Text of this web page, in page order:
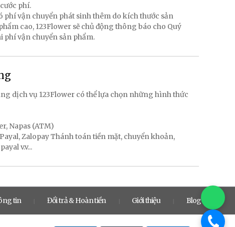
phí.
vận chuyển phát sinh thêm do kích thước sản
cao, 123Flower sẽ chủ động thông báo cho Quý
phí vận chuyển sản phẩm.
dịch vụ 123Flower có thể lựa chọn những hình thức
Napas (ATM)
Zalopay Thánh toán tiền mặt, chuyển khoản,
v.v...
tin Đổi trả & Hoàn tiền Giới thiệu Blog